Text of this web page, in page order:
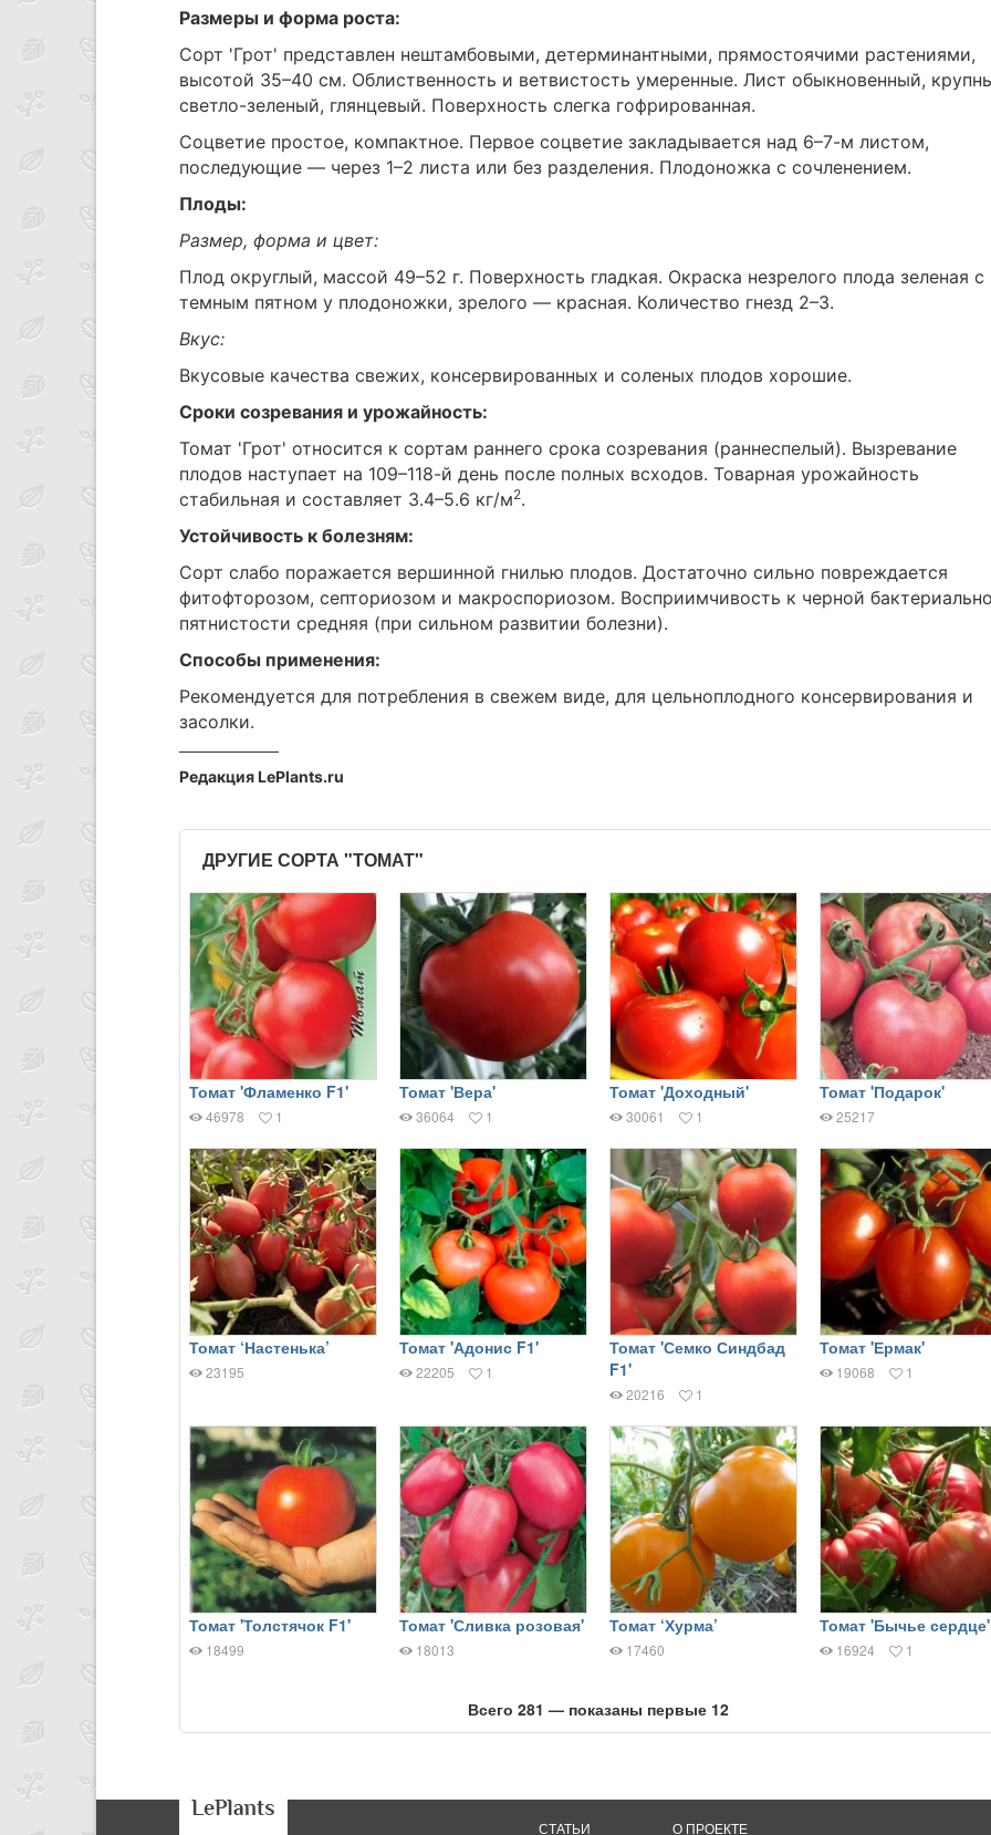
Размеры и форма роста:
Сорт 'Грот' представлен нештамбовыми, детерминантными, прямостоячими растениями,
высотой 35–40 см. Облиственность и ветвистость умеренные. Лист обыкновенный,
светло-зеленый, глянцевый. Поверхность слегка гофрированная.
Соцветие простое, компактное. Первое соцветие закладывается над 6–7-м листом,
последующие — через 1–2 листа или без разделения. Плодоножка с сочленением.
Плоды:
Размер, форма и цвет:
Плод округлый, массой 49–52 г. Поверхность гладкая. Окраска незрелого плода зеленая с
темным пятном у плодоножки, зрелого — красная. Количество гнезд 2–3.
Вкус:
Вкусовые качества свежих, консервированных и соленых плодов хорошие.
Сроки созревания и урожайность:
Томат 'Грот' относится к сортам раннего срока созревания (раннеспелый). Вызревание
плодов наступает на 109–118-й день после полных всходов. Товарная урожайность
стабильная и составляет 3.4–5.6 кг/м2.
Устойчивость к болезням:
Сорт слабо поражается вершинной гнилью плодов. Достаточно сильно повреждается
фитофторозом, септориозом и макроспориозом. Восприимчивость к черной
пятнистости средняя (при сильном развитии болезни).
Способы применения:
Рекомендуется для потребления в свежем виде, для цельноплодного консервирования и
засолки.
Редакция LePlants.ru
ДРУГИЕ СОРТА "ТОМАТ"
Томат 'Фламенко F1'
46978 1
Томат 'Вера'
36064 1
Томат 'Доходный'
30061 1
Томат 'Подарок'
25217
Томат ‘Настенька’
23195
Томат 'Адонис F1'
22205 1
Томат 'Семко Синдбад
F1'
20216 1
Томат 'Ермак'
19068 1
Томат 'Толстячок F1'
18499
Томат 'Сливка розовая'
18013
Томат ‘Хурма’
17460
Томат 'Бычье сердце'
16924 1
Всего 281 — показаны первые 12
СТАТЬИ О ПРОЕКТЕ